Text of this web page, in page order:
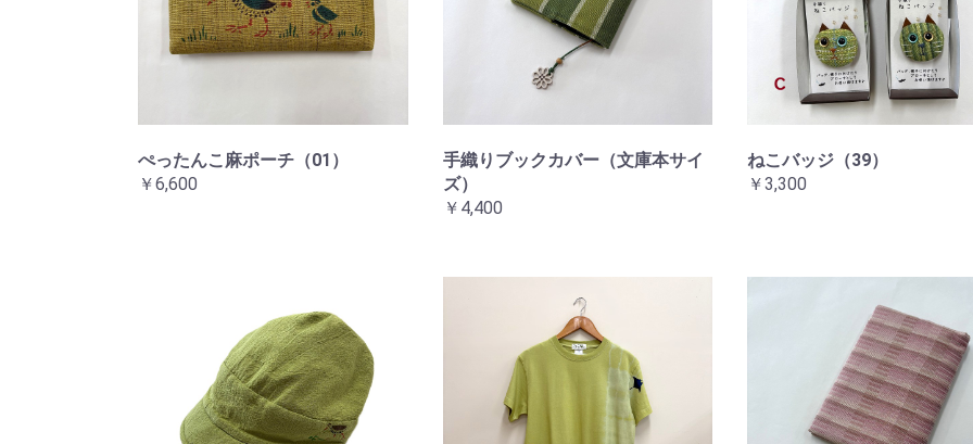
ぺったんこ麻ポーチ（01）
￥6,600
手織りブックカバー（文庫本サイ
ズ）
￥4,400
ねこバッジ（39）
￥3,300